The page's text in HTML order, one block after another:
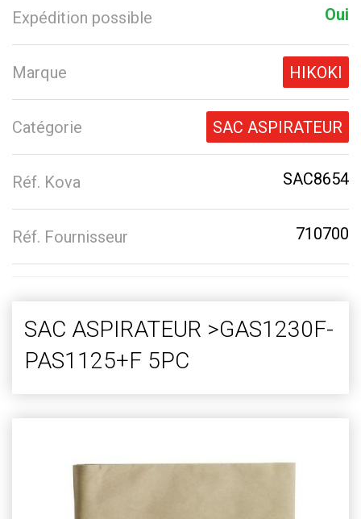
Expédition possible Oui
Marque HIKOKI
Catégorie SAC ASPIRATEUR
Réf. Kova SAC8654
Réf. Fournisseur 710700
SAC ASPIRATEUR >GAS1230F-
PAS1125+F 5PC